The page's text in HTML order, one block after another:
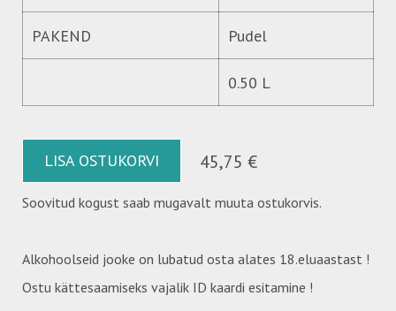
PAKEND Pudel
0.50 L
LISA OSTUKORVI 45,75 €
Soovitud kogust saab mugavalt muuta ostukorvis.
Alkohoolseid jooke on lubatud osta alates 18.eluaastast !
Ostu kättesaamiseks vajalik ID kaardi esitamine !